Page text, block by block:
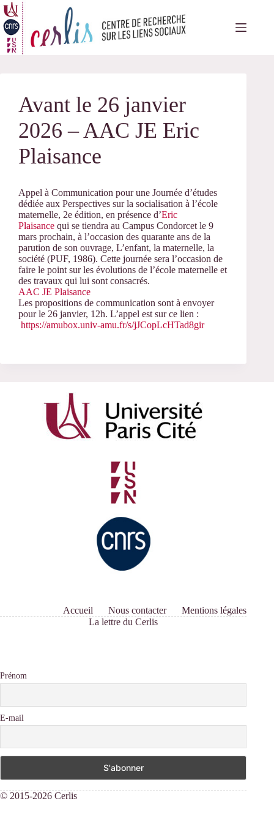
Passer
au
contenu
Avant le 26 janvier
2026 – AAC JE Eric
Plaisance
Appel à Communication pour une Journée d’études
dédiée aux Perspectives sur la socialisation à l’école
maternelle, 2e édition, en présence d’Eric
Plaisance qui se tiendra au Campus Condorcet le 9
mars prochain, à l’occasion des quarante ans de la
parution de son ouvrage, L’enfant, la maternelle, la
société (PUF, 1986). Cette journée sera l’occasion de
faire le point sur les évolutions de l’école maternelle et
des travaux qui lui sont consacrés.
AAC JE Plaisance
Les propositions de communication sont à envoyer
pour le 26 janvier, 12h. L’appel est sur ce lien :
https://amubox.univ-amu.fr/s/jJCopLcHTad8gir
Accueil Nous contacter
Mentions légales
La lettre du Cerlis
Prénom
E-mail
© 2015-2026 Cerlis